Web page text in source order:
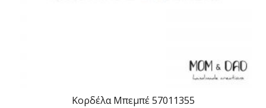
Κορδέλα Μπεμπέ 57011355